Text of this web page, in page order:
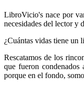
LibroVicio's nace por
necesidades del lector y
¿Cuántas vidas tiene un
Rescatamos de los
que fueron
porque en el fondo,